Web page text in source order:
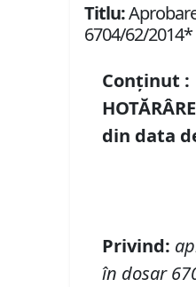
Titlu:
6704/62/
Conținut :
din data
Privind: a
în dosar